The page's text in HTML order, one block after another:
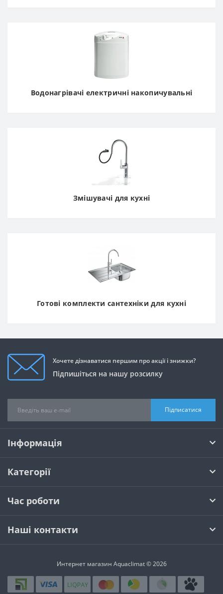
Водонагрівачі електричні накопичувальні
Змішувачі для кухні
Готові комплекти сантехніки для кухні
Хочете дізнаватися першим про акції і знижки?
Підпишіться на нашу розсилку
Підписатися
Інформація
Категорії
Час роботи
Наші контакти
Интернет магазин Aquaclimat © 2026